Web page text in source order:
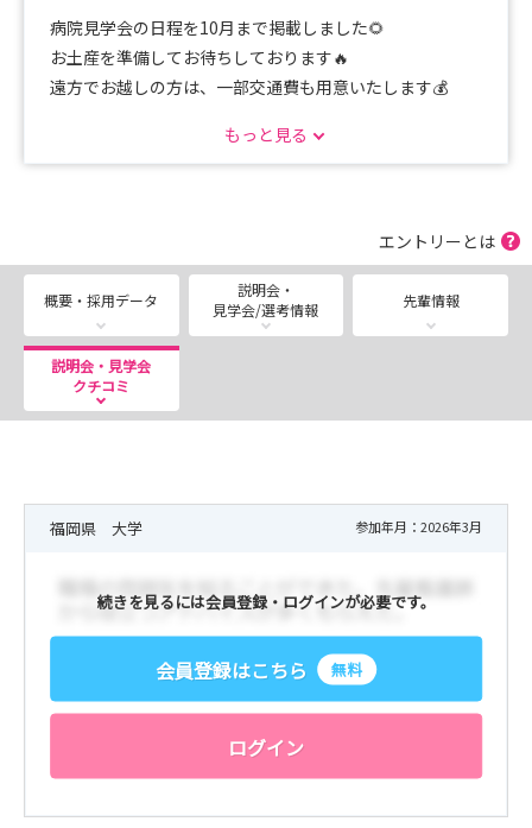
病院見学会の日程を10月まで掲載しました🌻
お土産を準備してお待ちしております🔥
遠方でお越しの方は、一部交通費も用意いたします💰
や採用試験についてのアドバイスなど、
具・家電備え付け、引っ越し費用の補助あります💰
お気軽にご参加ください。申し込みお待ちしています！
😊
もっと見る
エントリーとは
概要・採用データ
説明会・
見学会/選考情報
先輩情報
説明会・見学会
クチコミ
福岡県 大学 参加年月：2026年3月
続きを見るには会員登録・ログインが必要です。
会員登録はこちら 無料
ログイン